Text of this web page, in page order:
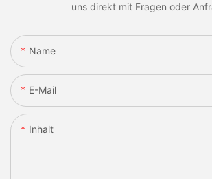
uns direkt mit Fragen oder
Name
E-Mail
Inhalt